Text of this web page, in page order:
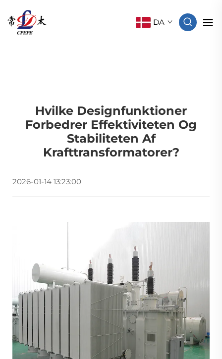
DA
Hvilke Designfunktioner
Forbedrer Effektiviteten Og
Stabiliteten Af
Krafttransformatorer?
2026-01-14 13:23:00